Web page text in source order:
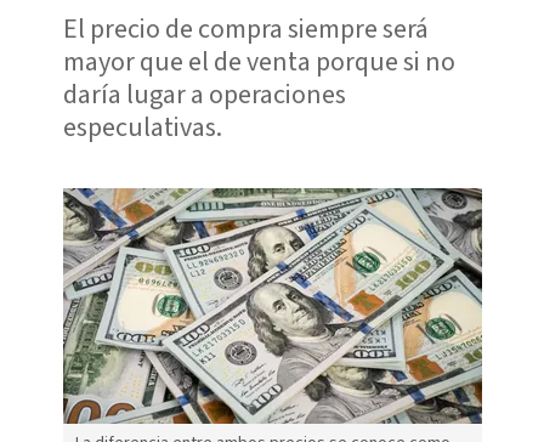
El precio de compra siempre será
mayor que el de venta porque si no
daría lugar a operaciones
especulativas.